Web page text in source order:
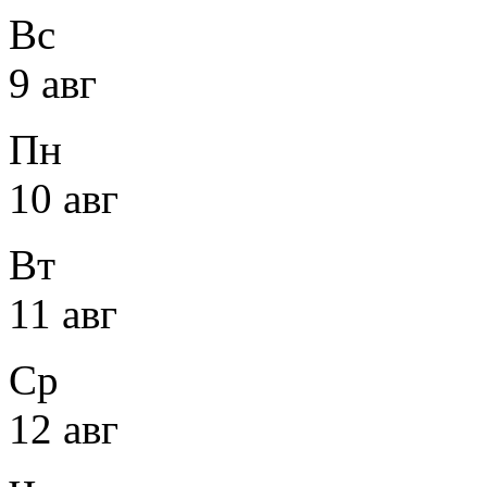
Вс
9 авг
Пн
10 авг
Вт
11 авг
Ср
12 авг